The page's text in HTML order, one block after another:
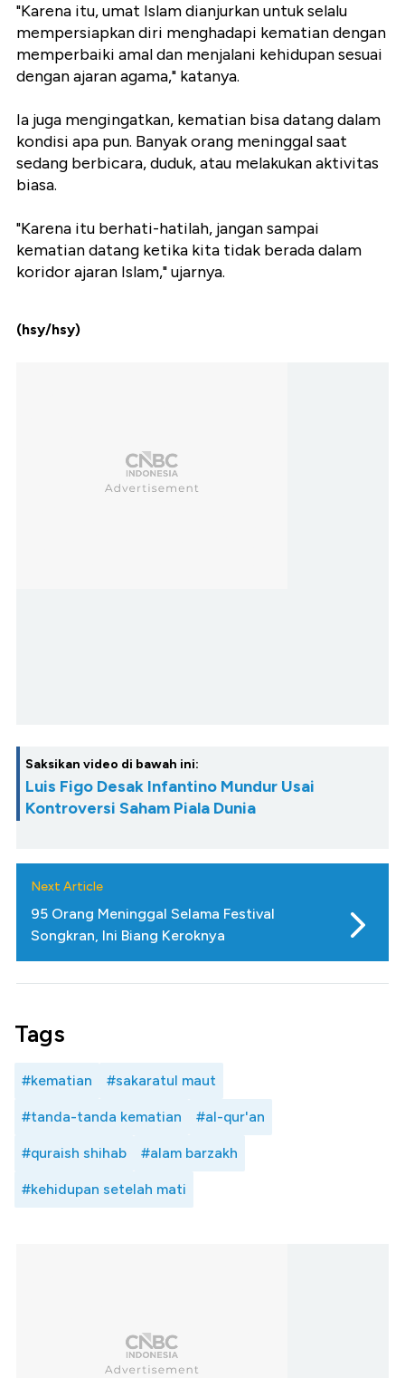
"Karena itu, umat Islam dianjurkan untuk selalu
mempersiapkan diri menghadapi kematian dengan
memperbaiki amal dan menjalani kehidupan sesuai
dengan ajaran agama," katanya.
Ia juga mengingatkan, kematian bisa datang dalam
kondisi apa pun. Banyak orang meninggal saat
sedang berbicara, duduk, atau melakukan aktivitas
biasa.
"Karena itu berhati-hatilah, jangan sampai
kematian datang ketika kita tidak berada dalam
koridor ajaran Islam," ujarnya.
(hsy/hsy)
Saksikan video di bawah ini:
Luis Figo Desak Infantino Mundur Usai
Kontroversi Saham Piala Dunia
Next Article
95 Orang Meninggal Selama Festival
Songkran, Ini Biang Keroknya
Tags
#kematian #sakaratul maut
#tanda-tanda kematian #al-qur'an
#quraish shihab #alam barzakh
#kehidupan setelah mati